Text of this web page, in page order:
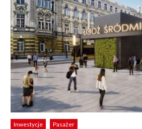
Inwestycje Pasażer